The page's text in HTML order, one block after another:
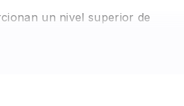
un nivel superior de